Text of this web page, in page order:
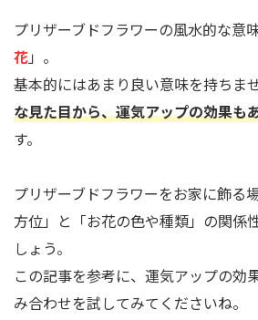
プリザーブドフラワーの風水的な意
花」。
基本的にはあまり良い意味を持ちま
な見た目から、運気アップの効果も
す。
プリザーブドフラワーをお家に飾る
方位」と「お花の色や種類」の関係
しょう。
この記事を参考に、運気アップの効
み合わせを試してみてくださいね。